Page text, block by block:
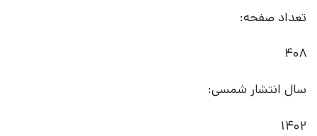
تعداد صفحه:
408
سال انتشار شمسی:
1402